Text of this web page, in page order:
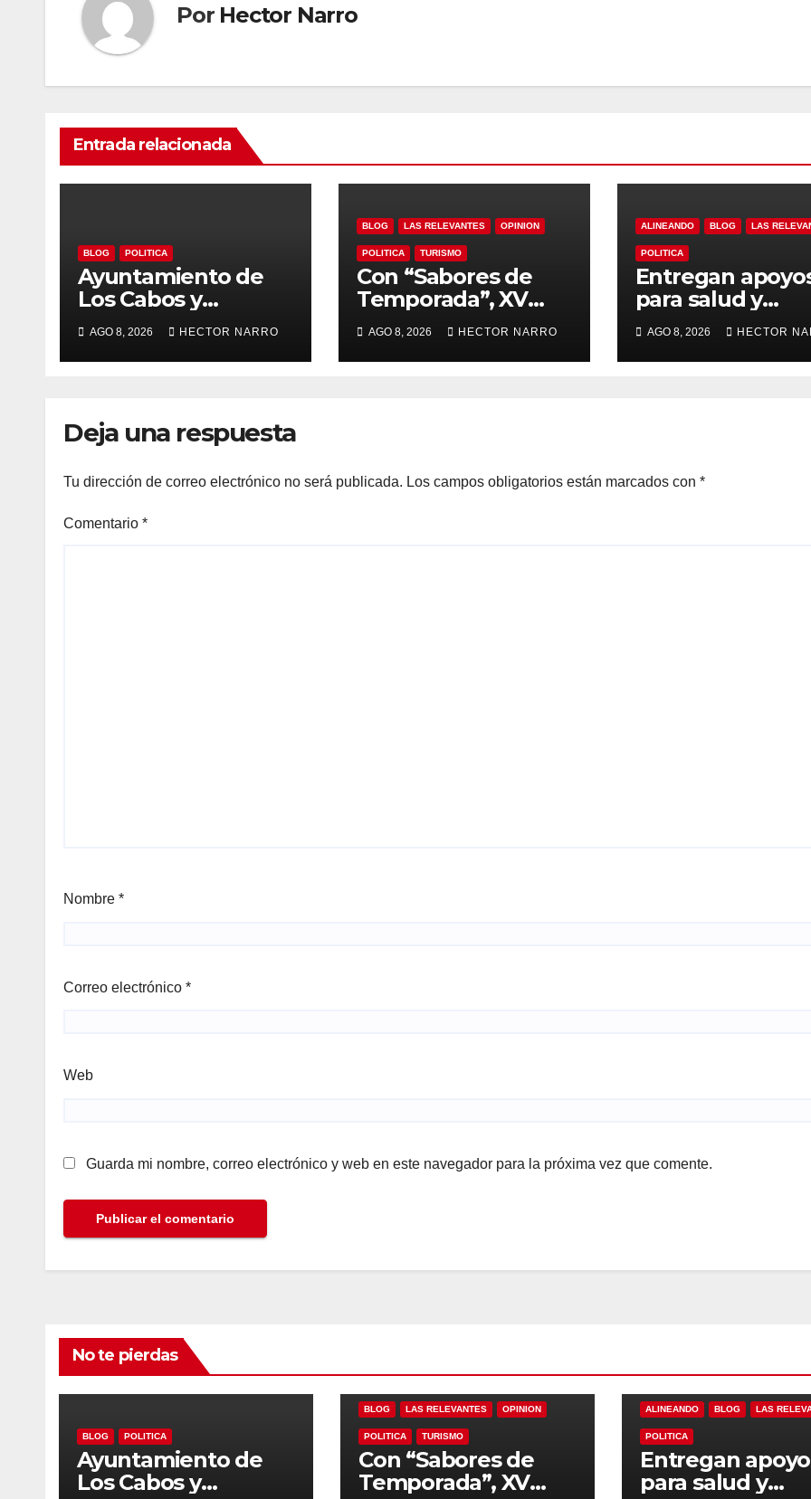
Por Hector Narro
Entrada relacionada
BLOG POLITICA
Ayuntamiento de
Los Cabos y
organizadores de
Bisbee’s coordinan
acciones para
AGO 8, 2026 HECTOR NARRO
BLOG LAS RELEVANTES OPINION
POLITICA TURISMO
Con “Sabores de
Temporada”, XV
Ayuntamiento de
Los Cabos y Canirac
impulsan consumo
AGO 8, 2026 HECTOR NARRO
ALINEANDO BLOG LAS
POLITICA
Entregan
para salud y
necesidades del
hogar a familias
Cabo San Lucas
AGO 8, 2026 HECTOR
Deja una respuesta
Tu dirección de correo electrónico no será publicada. Los campos obligatorios están marcados con *
Comentario *
Nombre *
Correo electrónico *
Web
Guarda mi nombre, correo electrónico y web en este navegador para la próxima vez que comente.
No te pierdas
BLOG POLITICA
Ayuntamiento de
Los Cabos y
BLOG LAS RELEVANTES OPINION
POLITICA TURISMO
Con “Sabores de
Temporada”, XV
ALINEANDO BLOG LAS
POLITICA
Entregan
para salud y